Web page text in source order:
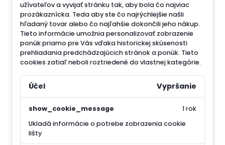
užívateľov a vyvijať stránku tak, aby bola čo najviac
prozákaznícka. Teda aby ste čo najrýchlejšie našli
hľadaný tovar alebo čo najľahšie dokončili jeho nákup.
Tieto informácie umožnia personalizovať zobrazenie
ponúk priamo pre Vás vďaka historickej skúsenosti
prehliadania predchádzajúcich stránok a ponúk. Tieto
cookies zatiaľ neboli roztriedené do vlastnej kategórie.
Účel Vypršanie
show_cookie_message
Ukladá informácie o potrebe zobrazenia cookie
lišty
1 rok